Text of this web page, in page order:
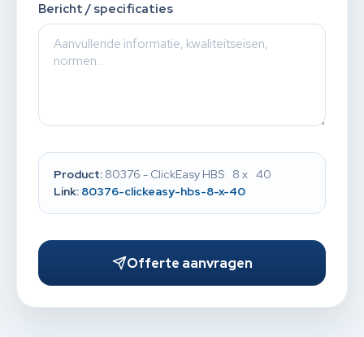
Bericht / specificaties
Product: 80376 - ClickEasy HBS 8 x 40
Link: 80376-clickeasy-hbs-8-x-40
Offerte aanvragen